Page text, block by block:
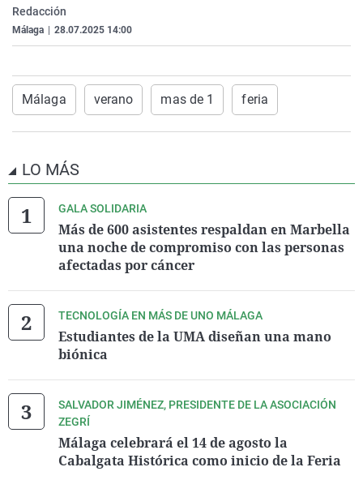
Gente viajera
Retornados
Operación Viuda
Galicia
Navarra
Televisión
Redacción
Málaga 28.07.2025 14:00
Málaga verano mas de 1 feria
LO MÁS
GALA SOLIDARIA
Más de 600 asistentes respaldan en Marbella
una noche de compromiso con las personas
afectadas por cáncer
TECNOLOGÍA EN MÁS DE UNO MÁLAGA
Estudiantes de la UMA diseñan una mano
biónica
SALVADOR JIMÉNEZ, PRESIDENTE DE LA ASOCIACIÓN
ZEGRÍ
Málaga celebrará el 14 de agosto la
Cabalgata Histórica como inicio de la Feria